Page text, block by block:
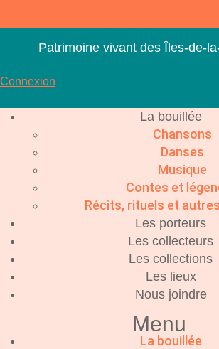
contenu
Patrimoine vivant des Îles-de-
Connexion
La bouillée
Chansons
Danses
Musique
Contes et
Récits, rituels et
Les porteurs
Les collecteurs
Les collections
Les lieux
Nous joindre
Menu
La bouillée